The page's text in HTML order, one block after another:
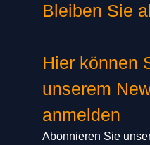
Bleiben Sie
Hier können
unserem
anmelden
Abonnieren Sie